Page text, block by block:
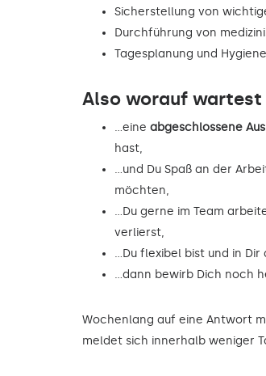
Sicherstellung von
Durchführung von
Tagesplanung und
Also worauf wartest
…eine abgeschlossene
hast,
…und Du Spaß an der
möchten,
…Du gerne im Team
verlierst,
…Du flexibel bist und in
…dann bewirb Dich noch
Wochenlang auf eine Antwort
meldet sich innerhalb weniger